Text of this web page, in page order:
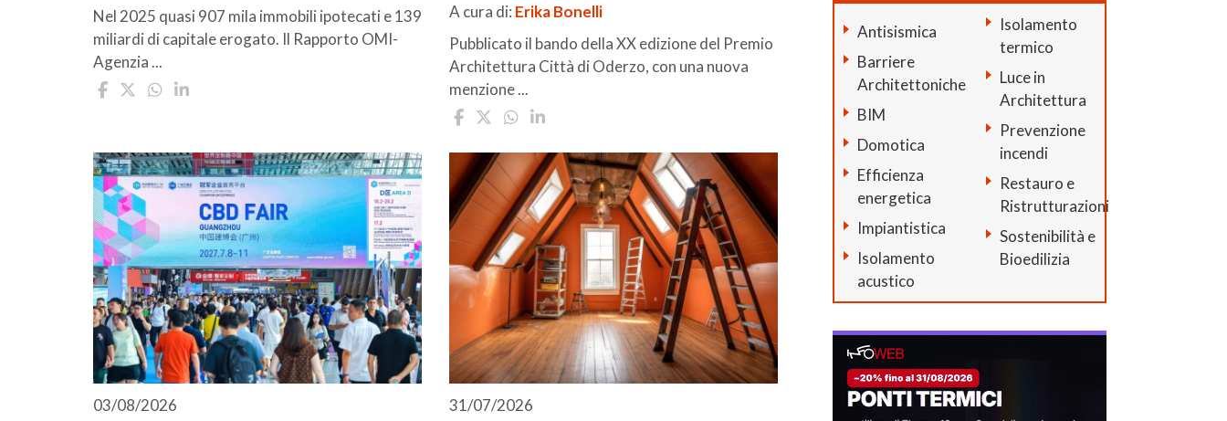
Nel 2025 quasi 907 mila immobili ipotecati e 139
miliardi di capitale erogato. Il Rapporto OMI-
Agenzia ...
A cura di: Erika Bonelli
Pubblicato il bando della XX edizione del Premio
Architettura Città di Oderzo, con una nuova
menzione ...
03/08/2026 31/07/2026
Antisismica
Barriere
Architettoniche
BIM
Domotica
Efficienza
energetica
Impiantistica
Isolamento
acustico
Isolamento
termico
Luce in
Architettura
Prevenzione
incendi
Restauro e
Ristrutturazioni
Sostenibilità e
Bioedilizia